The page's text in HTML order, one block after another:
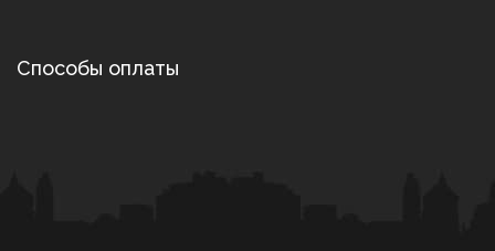
Способы оплаты